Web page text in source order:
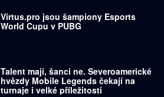
Virtus.pro jsou šampiony Esports
World Cupu v PUBG
Talent mají, šanci ne. Severoamerické
hvězdy Mobile Legends čekají na
turnaje i velké příležitosti